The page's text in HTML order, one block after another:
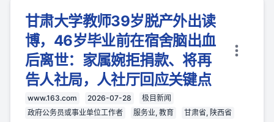
甘肃大学教师39岁脱产外出读
博，46岁毕业前在宿舍脑出血
后离世：家属婉拒捐款、将再
告人社局，人社厅回应关键点
www.163.com 2026-07-28
极目新闻
政府公务员或事业单位工作者
服务业, 教育 甘肃省, 陕西省